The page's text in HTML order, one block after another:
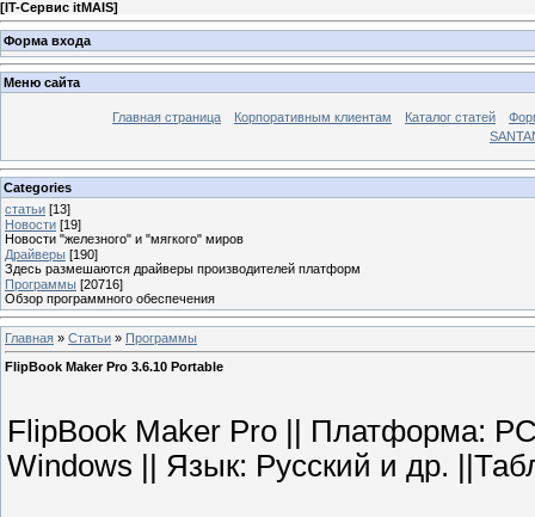
[IT-Сервис itMAIS]
Форма входа
Меню сайта
Главная страница Корпоративным клиентам Каталог статей
Categories
статьи [13]
Новости [19]
Новости "железного" и "мягкого" миров
Драйверы [190]
Здесь размешаются драйверы производителей платформ
Программы [20716]
Обзор программного обеспечения
Главная » Статьи » Программы
FlipBook Maker Pro 3.6.10 Portable
FlipBook Maker Pro || Платформа:
Windows || Язык: Русский и др.